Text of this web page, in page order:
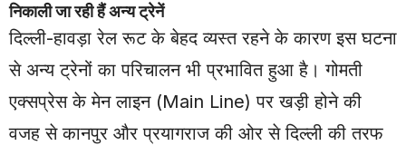
निकाली जा रही हैं अन्य ट्रेनें
दिल्ली-हावड़ा रेल रूट के बेहद व्यस्त रहने के कारण इस घटना
से अन्य ट्रेनों का परिचालन भी प्रभावित हुआ है। गोमती
एक्सप्रेस के मेन लाइन (Main Line) पर खड़ी होने की
वजह से कानपुर और प्रयागराज की ओर से दिल्ली की तरफ